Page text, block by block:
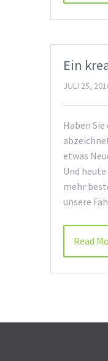
Ein
JULI 25,
Haben
etwas
Und
mehr
unsere
Read